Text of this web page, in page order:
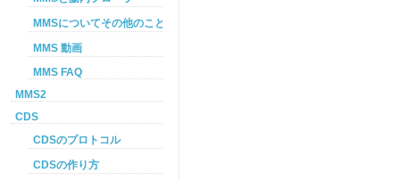
MMSについてその他のこと
MMS 動画
MMS FAQ
MMS2
CDS
CDSのプロトコル
CDSの作り方